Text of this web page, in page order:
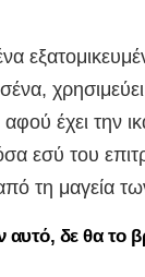
έχει την
εσύ του
τη μαγεία
αυτό, δε θα το